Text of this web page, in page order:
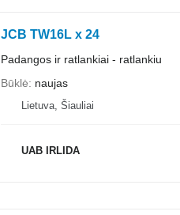
JCB TW16L x 24
Padangos ir ratlankiai - ratlankiu
Būklė
naujas
Lietuva, Šiauliai
UAB IRLIDA